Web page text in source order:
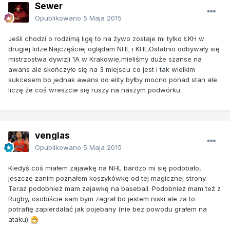
Sewer
Opublikowano 5 Maja 2015
Jeśli chodzi o rodzimą ligę to na żywo zostaje mi tylko ŁKH w
drugiej lidze.Najczęściej oglądam NHL i KHL.Ostatnio odbywały się
mistrzostwa dywizji 1A w Krakowie,mieliśmy duże szanse na
awans ale skończyło się na 3 miejscu co jest i tak wielkim
sukcesem bo jednak awans do elity byłby mocno ponad stan ale
liczę że coś wreszcie się ruszy na naszym podwórku.
venglas
Opublikowano 5 Maja 2015
Kiedyś coś miałem zajawkę na NHL bardzo mi się podobało,
jeszcze zanim poznałem koszykówkę od tej magicznej strony.
Teraz podobnież mam zajawkę na baseball. Podobnież mam też z
Rugby, osobiście sam bym zagrał bo jestem niski ale za to
potrafię zapierdalać jak pojebany (nie bez powodu grałem na
ataku)